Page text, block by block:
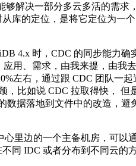
够解决一部分多云多活的需求
库的定位，是将它定位为一
4.x 时，CDC 的同步能力
用、需求，由我来提，由我
左右，通过跟 CDC 团队一
，比如说 CDC 拉取得快， 但
据落地到文件中的改造，避
心里边的一个主备机房，可以
同 IDC 或者分布到不同云的